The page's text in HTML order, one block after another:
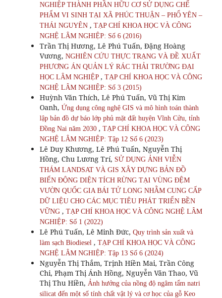
NGHIỆP THÀNH PHẦN HỮU CƠ SỬ DỤNG CHẾ
PHẨM VI SINH TẠI XÃ PHÚC THUẬN – PHỔ YÊN –
THÁI NGUYÊN , TẠP CHÍ KHOA HỌC VÀ CÔNG
NGHỆ LÂM NGHIỆP: Số 6 (2016)
Trần Thị Hương, Lê Phú Tuấn, Đặng Hoàng
Vương, NGHIÊN CỨU THỰC TRẠNG VÀ ĐỀ XUẤT
PHƯƠNG ÁN QUẢN LÝ RÁC THẢI TRƯỜNG ĐẠI
HỌC LÂM NGHIỆP , TẠP CHÍ KHOA HỌC VÀ CÔNG
NGHỆ LÂM NGHIỆP: Số 3 (2015)
Huỳnh Văn Thích, Lê Phú Tuấn, Vũ Thị Kim
Oanh, Ứng dụng công nghệ GIS và mô hình toán thành
lập bản đồ dự báo lớp phủ mặt đất huyện Vĩnh Cửu, tỉnh
Đồng Nai năm 2030 , TẠP CHÍ KHOA HỌC VÀ CÔNG
NGHỆ LÂM NGHIỆP: Tập 12 Số 6 (2023)
Lê Duy Khương, Lê Phú Tuấn, Nguyễn Thị
Hồng, Chu Lương Trí, SỬ DỤNG ẢNH VIỄN
THÁM LANDSAT VÀ GIS XÂY DỰNG BẢN ĐỒ
BIẾN ĐỘNG DIỆN TÍCH RỪNG TẠI VÙNG ĐỆM
VƯỜN QUỐC GIA BÁI TỬ LONG NHẰM CUNG CẤP
DỮ LIỆU CHO CÁC MỤC TIÊU PHÁT TRIỂN BỀN
VỮNG , TẠP CHÍ KHOA HỌC VÀ CÔNG NGHỆ LÂM
NGHIỆP: Số 1 (2022)
Lê Phú Tuấn, Lê Minh Đức, Quy trình sản xuất và
làm sạch Biodiesel , TẠP CHÍ KHOA HỌC VÀ CÔNG
NGHỆ LÂM NGHIỆP: Tập 13 Số 6 (2024)
Nguyễn Thị Thắm, Trịnh Hiền Mai, Trần Công
Chi, Phạm Thị Ánh Hồng, Nguyễn Văn Thao, Vũ
Thị Thu Hiền, Ảnh hưởng của nồng độ ngâm tẩm natri
silicat đến một số tính chất vật lý và cơ học của gỗ Keo